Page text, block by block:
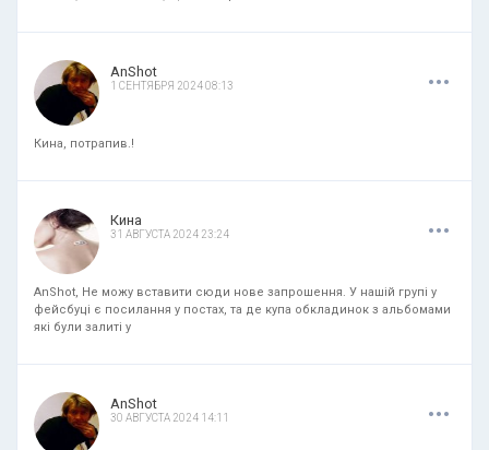
AnShot
1 СЕНТЯБРЯ 2024 08:13 ...
Кина, потрапив.!
Кина
31 АВГУСТА 2024 23:24 ...
AnShot, Не можу вставити сюди нове запрошення. У нашій групі у
фейсбуці є посилання у постах, та де купа обкладинок з альбомами
які були залиті у
AnShot
30 АВГУСТА 2024 14:11 ...